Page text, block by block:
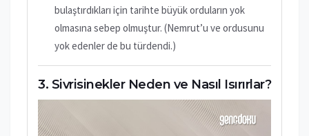
bulaştırdıkları için tarihte büyük orduların yok
olmasına sebep olmuştur. (Nemrut’u ve ordusunu
yok edenler de bu türdendi.)
Sivrisinekler Neden ve Nasıl Isırırlar?